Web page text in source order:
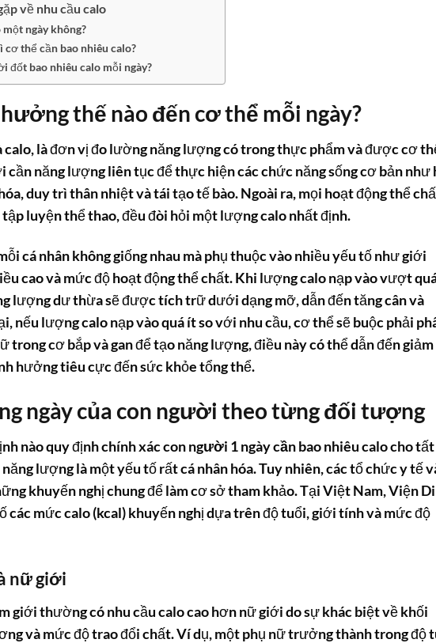
về nhu cầu calo
ngày không?
cơ thể cần bao nhiêu calo?
đốt bao nhiêu calo mỗi ngày?
thế nào đến cơ thể mỗi ngày?
là đơn vị đo lường năng lượng có trong thực phẩm và được cơ
cần năng lượng liên tục để thực hiện các chức năng sống cơ bản như
duy trì thân nhiệt và tái tạo tế bào. Ngoài ra, mọi hoạt động thể
luyện thể thao, đều đòi hỏi một lượng calo nhất định.
cá nhân không giống nhau mà phụ thuộc vào nhiều yếu tố như giới
cao và mức độ hoạt động thể chất. Khi lượng calo nạp vào vượt
lượng dư thừa sẽ được tích trữ dưới dạng mỡ, dẫn đến tăng cân và
nếu lượng calo nạp vào quá ít so với nhu cầu, cơ thể sẽ buộc phải
trong cơ bắp và gan để tạo năng lượng, điều này có thể dẫn đến giảm
hưởng tiêu cực đến sức khỏe tổng thể.
ngày của con người theo từng đối tượng
nào quy định chính xáccon người 1 ngày cần bao nhiêu calocho tất
lượng là một yếu tố rất cá nhân hóa. Tuy nhiên, các tổ chức y tế
khuyến nghị chung để làm cơ sở tham khảo. Tại Việt Nam, Viện
các mức calo (kcal) khuyến nghị dựa trên độ tuổi, giới tính và mức độ
nữ giới
giới thường có nhu cầu calo cao hơn nữ giới do sự khác biệt về khối
và mức độ trao đổi chất. Ví dụ, một phụ nữ trưởng thành trong độ